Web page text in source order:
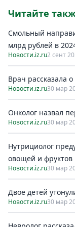
Читайте
Смольный
млрд рублeй в
Новости.iz.ru2 сент
Врач рассказала
Новости.iz.ru30 мар
Онколог назвал
Новости.iz.ru30 мар
Нутрициолог
овощей и фруктов
Новости.iz.ru30 мар
Двое детей
Новости.iz.ru30 мар